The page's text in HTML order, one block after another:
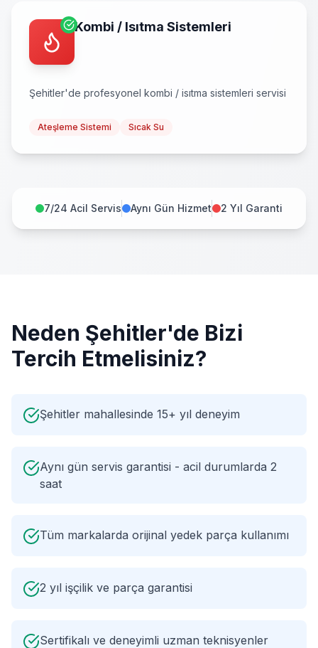
Kombi / Isıtma Sistemleri
Şehitler'de profesyonel kombi / isıtma sistemleri servisi
Ateşleme Sistemi Sıcak Su
7/24 Acil Servis Aynı Gün Hizmet 2 Yıl Garanti
Neden Şehitler'de Bizi
Tercih Etmelisiniz?
Şehitler mahallesinde 15+ yıl deneyim
Aynı gün servis garantisi - acil durumlarda 2
saat
Tüm markalarda orijinal yedek parça kullanımı
2 yıl işçilik ve parça garantisi
Sertifikalı ve deneyimli uzman teknisyenler